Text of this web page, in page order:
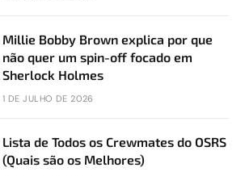
Millie Bobby Brown explica por que
não quer um spin-off focado em
Sherlock Holmes
1 DE JULHO DE 2026
Lista de Todos os Crewmates do OSRS
(Quais são os Melhores)